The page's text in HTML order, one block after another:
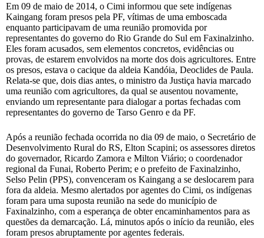
Em 09 de maio de 2014, o Cimi informou que sete indígenas
Kaingang foram presos pela PF, vítimas de uma emboscada
enquanto participavam de uma reunião promovida por
representantes do governo do Rio Grande do Sul em Faxinalzinho.
Eles foram acusados, sem elementos concretos, evidências ou
provas, de estarem envolvidos na morte dos dois agricultores. Entre
os presos, estava o cacique da aldeia Kandóia, Deoclides de Paula.
Relata-se que, dois dias antes, o ministro da Justiça havia marcado
uma reunião com agricultores, da qual se ausentou novamente,
enviando um representante para dialogar a portas fechadas com
representantes do governo de Tarso Genro e da PF.
Após a reunião fechada ocorrida no dia 09 de maio, o Secretário de
Desenvolvimento Rural do RS, Elton Scapini; os assessores diretos
do governador, Ricardo Zamora e Milton Viário; o coordenador
regional da Funai, Roberto Perim; e o prefeito de Faxinalzinho,
Selso Pelin (PPS), convenceram os Kaingang a se deslocarem para
fora da aldeia. Mesmo alertados por agentes do Cimi, os indígenas
foram para uma suposta reunião na sede do município de
Faxinalzinho, com a esperança de obter encaminhamentos para as
questões da demarcação. Lá, minutos após o início da reunião, eles
foram presos abruptamente por agentes federais.